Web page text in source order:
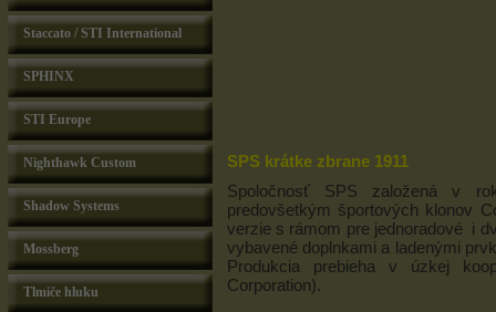
Staccato / STI International
SPHINX
STI Europe
Nighthawk Custom
Shadow Systems
Mossberg
Tlmiče hluku
SPS krátke zbrane 1911
Spoločnosť SPS založená v
predovšetkým športových klonov
verzie s rámom pre jednoradové i
vybavené doplnkami a ladenými
Produkcia prebieha v úzkej
Corporation).